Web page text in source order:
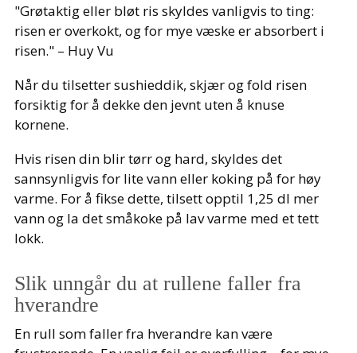
"Grøtaktig eller bløt ris skyldes vanligvis to ting:
risen er overkokt, og for mye væske er absorbert i
risen." – Huy Vu
Når du tilsetter sushieddik, skjær og fold risen
forsiktig for å dekke den jevnt uten å knuse
kornene.
Hvis risen din blir tørr og hard, skyldes det
sannsynligvis for lite vann eller koking på for høy
varme. For å fikse dette, tilsett opptil 1,25 dl mer
vann og la det småkoke på lav varme med et tett
lokk.
Slik unngår du at rullene faller fra
hverandre
En rull som faller fra hverandre kan være